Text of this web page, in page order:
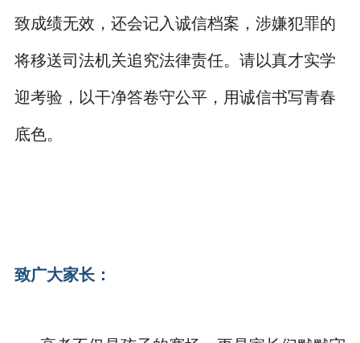
致成绩无效，还会记入诚信档案，涉嫌犯罪的
将移送司法机关追究法律责任。请以真才实学
迎考验，以干净答卷守公平，用诚信书写青春
底色。
致广大家长：